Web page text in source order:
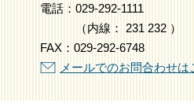
電話： 029-292-1111
（内線 ： 231 232 ）
FAX： 029-292-6748
メールでのお問合わせは